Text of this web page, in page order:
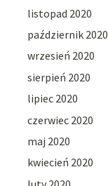
listopad 2020
październik 2020
wrzesień 2020
sierpień 2020
lipiec 2020
czerwiec 2020
maj 2020
kwiecień 2020